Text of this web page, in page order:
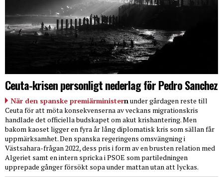
Ceuta-krisen personligt nederlag för Pedro Sanchez
När den spanske premiärministern under gårdagen reste till
Ceuta för att möta konsekvenserna av veckans migrationskris
handlade det officiella budskapet om akut krishantering. Men
bakom kaoset ligger en fyra år lång diplomatisk kris som sällan får
uppmärksamhet. Den spanska regeringens omsvängning i
Västsahara-frågan 2022, dess pris i form av en brusten relation med
Algeriet samt en intern spricka i PSOE som partiledningen
upprepade gånger försökt sopa under mattan utan att lyckas.